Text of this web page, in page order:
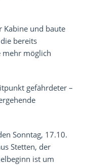
Kabine und baute
bereits
mehr möglich
gefährdeter –
Sonntag, 17.10.
Stetten, der
ist um